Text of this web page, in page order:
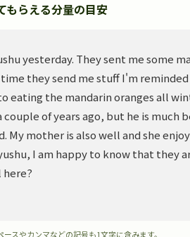
もらえる分量の目安
yesterday. They sent me some
they send me stuff I'm
eating the mandarin oranges all
couple of years ago, but he is much
My mother is also well and she
I am happy to know that they
here?
スやカンマなどの記号も1文字に含みます。